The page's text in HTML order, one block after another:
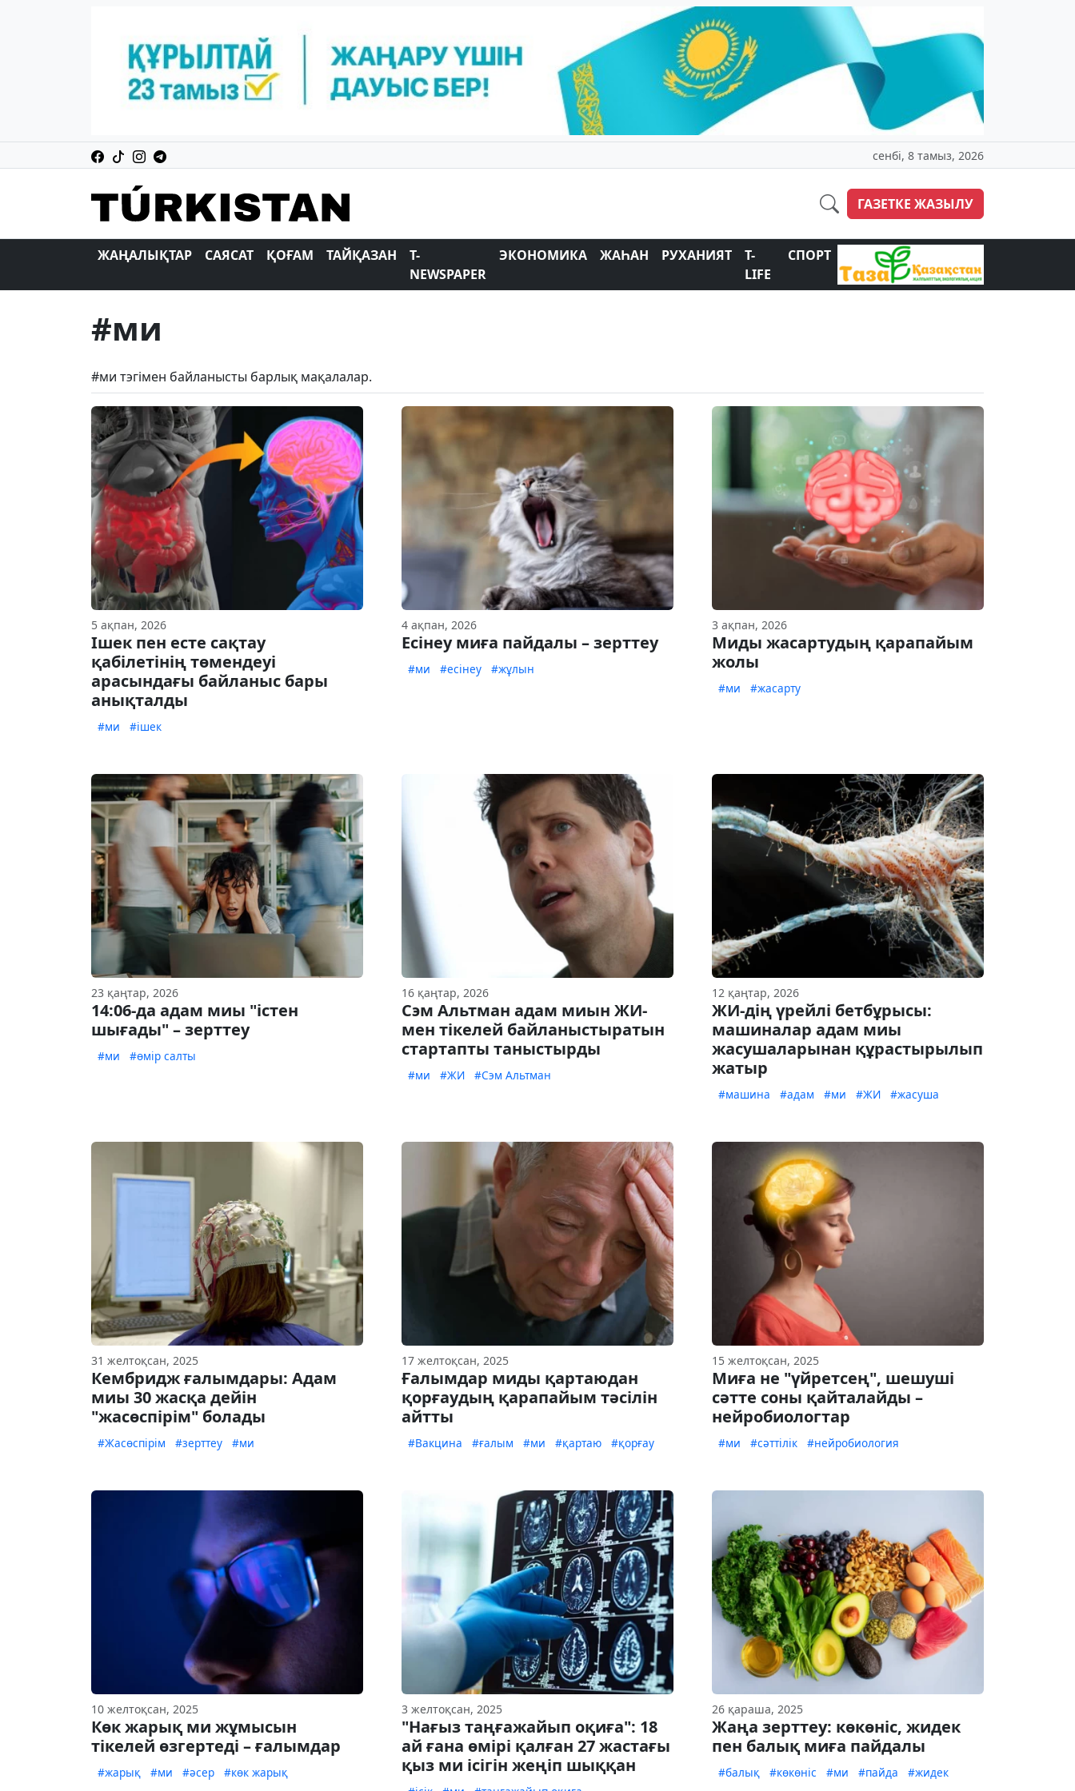
сенбі, 8 тамыз, 2026
ГАЗЕТКЕ ЖАЗЫЛУ
ЖАҢАЛЫҚТАР САЯСАТ ҚОҒАМ ТАЙҚАЗАН
T-
NEWSPAPER
ЭКОНОМИКА ЖАҺАН РУХАНИЯТ
T-
LIFE
СПОРТ
#ми
#ми тэгімен байланысты барлық мақалалар.
5 ақпан, 2026
Ішек пен есте сақтау
қабілетінің төмендеуі
арасындағы байланыс бары
анықталды
#ми #ішек
4 ақпан, 2026
Есінеу миға пайдалы – зерттеу
#ми #есінеу #жұлын
3 ақпан, 2026
Миды жасартудың қарапайым
жолы
#ми #жасарту
23 қаңтар, 2026
14:06-да адам миы "істен
шығады" – зерттеу
#ми #өмір салты
16 қаңтар, 2026
Cэм Альтман адам миын ЖИ-
мен тікелей байланыстыратын
стартапты таныстырды
#ми #ЖИ #Cэм Альтман
12 қаңтар, 2026
ЖИ-дің үрейлі бетбұрысы:
машиналар адам миы
жасушаларынан құрастырылып
жатыр
#машина #адам #ми #ЖИ #жасуша
31 желтоқсан, 2025
Кембридж ғалымдары: Адам
миы 30 жасқа дейін
"жасөспірім" болады
#Жасөспірім #зерттеу #ми
17 желтоқсан, 2025
Ғалымдар миды қартаюдан
қорғаудың қарапайым тәсілін
айтты
#Вакцина #ғалым #ми #қартаю #қорғау
15 желтоқсан, 2025
Миға не "үйретсең", шешуші
сәтте соны қайталайды –
нейробиологтар
#ми #сәттілік #нейробиология
10 желтоқсан, 2025
Көк жарық ми жұмысын
тікелей өзгертеді – ғалымдар
#жарық #ми #әсер #көк жарық
3 желтоқсан, 2025
"Нағыз таңғажайып оқиға": 18
ай ғана өмірі қалған 27 жастағы
қыз ми ісігін жеңіп шыққан
26 қараша, 2025
Жаңа зерттеу: көкөніс, жидек
пен балық миға пайдалы
#балық #көкөніс #ми #пайда #жидек